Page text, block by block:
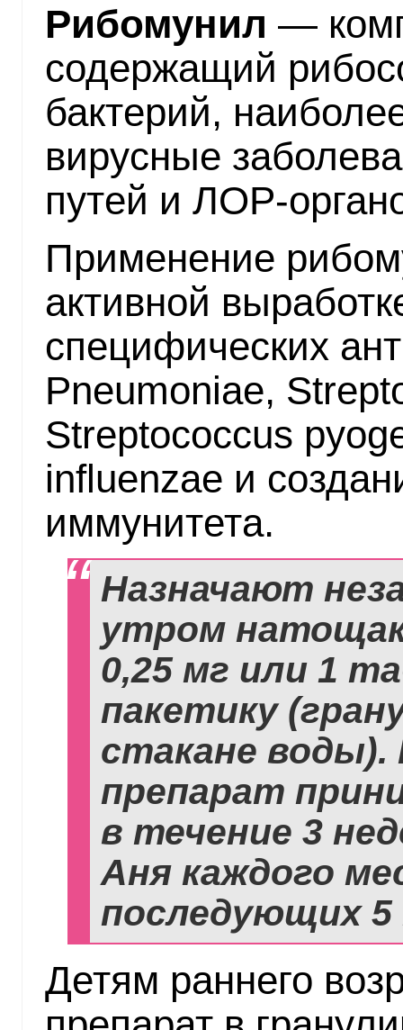
Рибомунил —
содержащий
бактерий,
вирусные
путей и ЛОР-
Применение
активной
специфических
Pneumoniae,
Streptococcus
influenzae и
иммунитета.
Назначают
утром натощак
0,25 мг или 1
пакетику
стакане
препарат
в течение 3
Аня каждого
последующих 5
Детям раннего